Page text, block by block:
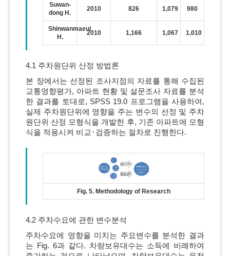
Suwan-
dong H.
2010 826 1,079 980
Shinwanmaeul
H.
2010 1,166 1,067 1,010
4.1 주차원단위 산정 방법론
본 장에서는 선정된 조사지점의 자료를 통해 수집된
교통영향평가, 아파트 현황 및 설문조사 자료를 분석
한 결과를 토대로, SPSS 19.0 프로그램을 사용하여,
실제 주차원단위에 영향을 주는 변수의 선정 및 주차
원단위 산정 모형식을 개발한 후, 기존 아파트에 모형
식을 적용시켜 비교･검증하는 절차로 진행한다.
Fig. 5. Methodology of Research
4.2 주차수요에 관한 변수분석
주차수요에 영향을 미치는 주요변수를 분석한 결과
는 Fig. 6과 같다. 차량보유대수는 소득에 비례하여